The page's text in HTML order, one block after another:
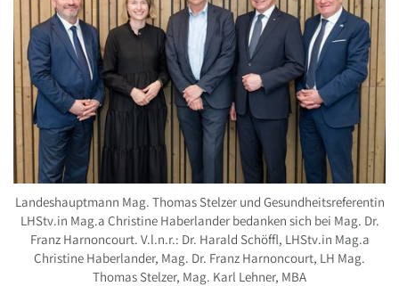
Landeshauptmann Mag. Thomas Stelzer und Gesundheitsreferentin
LHStv.in Mag.a Christine Haberlander bedanken sich bei Mag. Dr.
Franz Harnoncourt. V.l.n.r.: Dr. Harald Schöffl, LHStv.in Mag.a
Christine Haberlander, Mag. Dr. Franz Harnoncourt, LH Mag.
Thomas Stelzer, Mag. Karl Lehner, MBA